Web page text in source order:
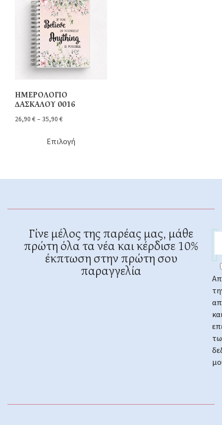
ΗΜΕΡΟΛΟΓΙΟ
ΔΑΣΚΑΛΟΥ 0016
26,90 € – 35,90 €
Επιλογή
Γίνε μέλος της παρέας μας, μάθε
πρώτη όλα τα νέα και κέρδισε 10%
έκπτωση στην πρώτη σου
παραγγελία